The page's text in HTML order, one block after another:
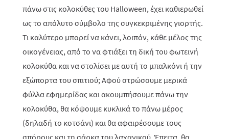
πάνω στις κολοκύθες του Halloween, έχει καθιερωθεί
ως το απόλυτο σύμβολο της συγκεκριμένης γιορτής.
Τι καλύτερο μπορεί να κάνει, λοιπόν, κάθε μέλος της
οικογένειας, από το να φτιάξει τη δική του φωτεινή
κολοκύθα και να στολίσει με αυτή το μπαλκόνι ή την
εξώπορτα του σπιτιού; Αφού στρώσουμε μερικά
φύλλα εφημερίδας και ακουμπήσουμε πάνω την
κολοκύθα, θα κόψουμε κυκλικά το πάνω μέρος
(δηλαδή το κοτσάνι) και θα αφαιρέσουμε τους
σπόρους και τη σάρκα του λαχανικού. Έπειτα, θα